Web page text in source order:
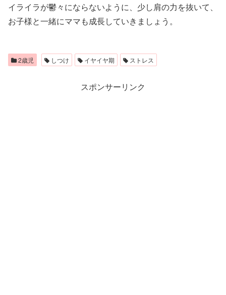
イライラが鬱々にならないように、少し肩の力を抜いて、
お子様と一緒にママも成長していきましょう。
2歳児 しつけ イヤイヤ期 ストレス
スポンサーリンク